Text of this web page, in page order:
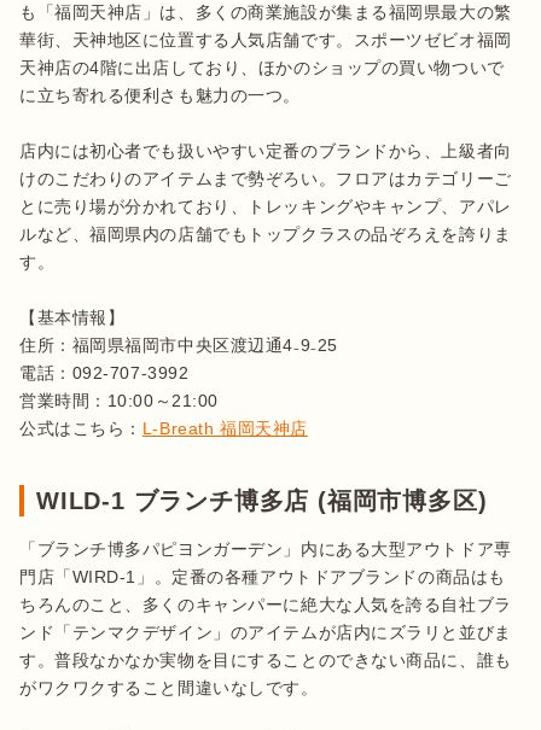
も「福岡天神店」は、多くの商業施設が集まる福岡県最大の繁
華街、天神地区に位置する人気店舗です。スポーツゼビオ福岡
天神店の4階に出店しており、ほかのショップの買い物ついで
に立ち寄れる便利さも魅力の一つ。
店内には初心者でも扱いやすい定番のブランドから、上級者向
けのこだわりのアイテムまで勢ぞろい。フロアはカテゴリーご
とに売り場が分かれており、トレッキングやキャンプ、アパレ
ルなど、福岡県内の店舗でもトップクラスの品ぞろえを誇りま
す。
【基本情報】
住所：福岡県福岡市中央区渡辺通4₋9₋25
電話：092-707-3992
営業時間：10:00～21:00
公式はこちら： L-Breath 福岡天神店
WILD-1 ブランチ博多店 (福岡市博多区)
「ブランチ博多パピヨンガーデン」内にある大型アウトドア専
門店「WIRD-1」。定番の各種アウトドアブランドの商品はも
ちろんのこと、多くのキャンパーに絶大な人気を誇る自社ブラ
ンド「テンマクデザイン」のアイテムが店内にズラリと並びま
す。普段なかなか実物を目にすることのできない商品に、誰も
がワクワクすること間違いなしです。